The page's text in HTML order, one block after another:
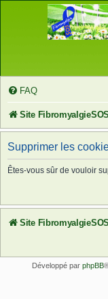
FAQ
Site FibromyalgieSOS
Supprimer les
Êtes-vous sûr de vouloir
Site FibromyalgieSOS
Développé par phpBB